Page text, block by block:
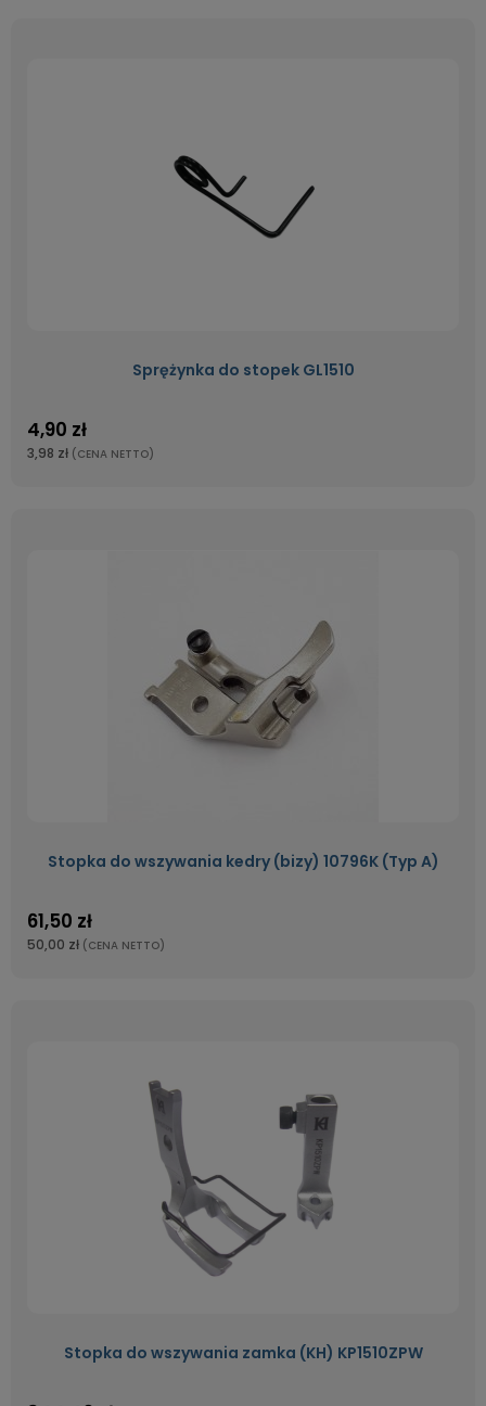
Sprężynka do stopek GL1510
4,90 zł
3,98 zł (CENA NETTO)
Stopka do wszywania kedry (bizy) 10796K (Typ A)
61,50 zł
50,00 zł (CENA NETTO)
Stopka do wszywania zamka (KH) KP1510ZPW